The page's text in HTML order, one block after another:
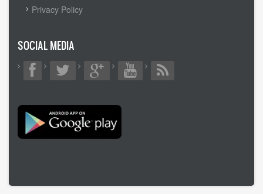
Privacy Policy
SOCIAL MEDIA